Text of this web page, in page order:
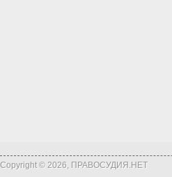
Copyright © 2026, ПРАВОСУДИЯ.НЕТ